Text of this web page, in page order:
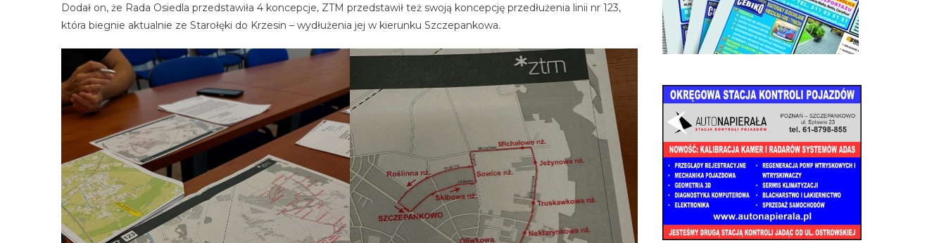
Dodał on, że Rada Osiedla przedstawiła 4 koncepcje, ZTM przedstawił też swoją koncepcję przedłużenia linii nr 123,
która biegnie aktualnie ze Starołęki do Krzesin – wydłużenia jej w kierunku Szczepankowa.